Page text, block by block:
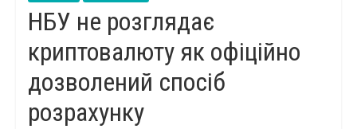
НБУ не розглядає
криптовалюту як офіційно
дозволений спосіб
розрахунку